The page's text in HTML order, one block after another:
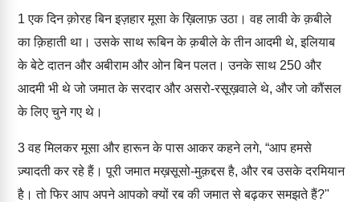
1 एक दिन क़ोरह बिन इज़हार मूसा के ख़िलाफ़ उठा। वह लावी के क़बीले
का क़िहाती था। उसके साथ रूबिन के क़बीले के तीन आदमी थे, इलियाब
के बेटे दातन और अबीराम और ओन बिन पलत। उनके साथ 250 और
आदमी भी थे जो जमात के सरदार और असरो-रसूख़वाले थे, और जो कौंसल
के लिए चुने गए थे।
3वह मिलकर मूसा और हारून के पास आकर कहने लगे, “आप हमसे
ज़्यादती कर रहे हैं। पूरी जमात मख़सूसो-मुक़द्दस है, और रब उसके दरमियान
है। तो फिर आप अपने आपको क्यों रब की जमात से बढ़कर समझते हैं?"